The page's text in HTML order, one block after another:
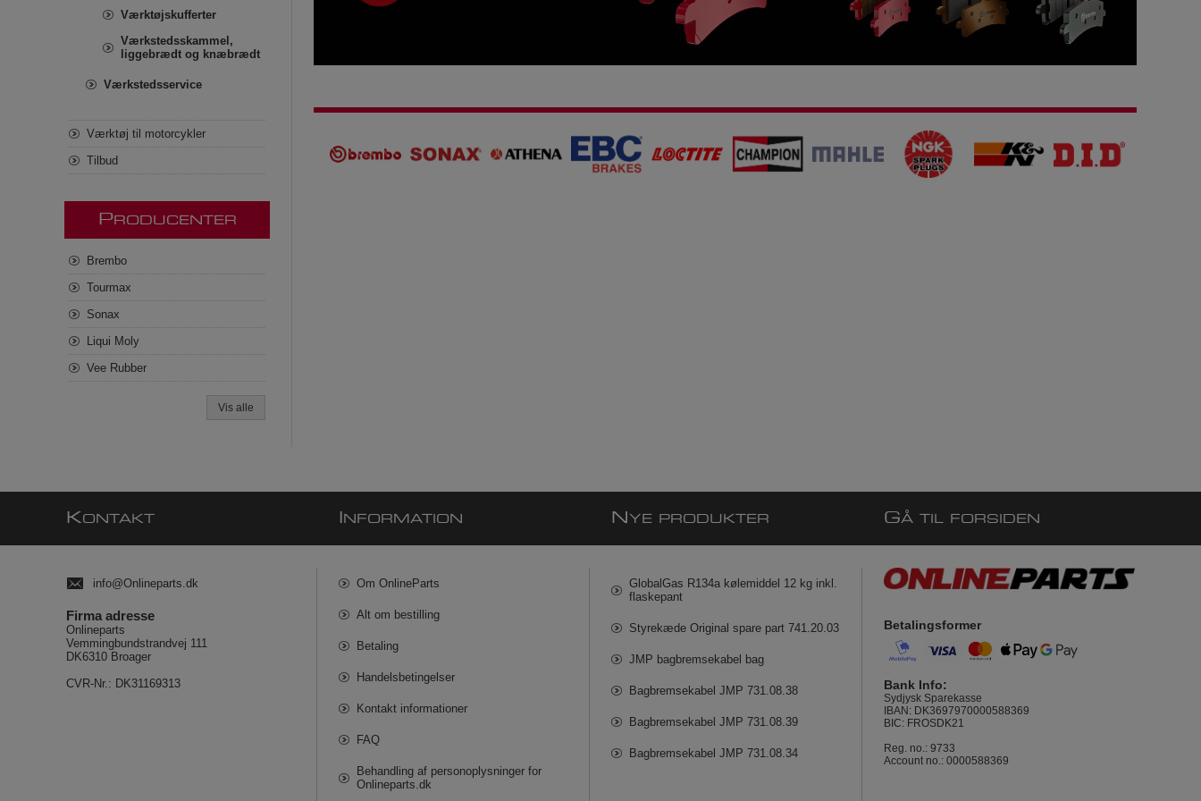
Værktøjskufferter
Værkstedsskammel,
liggebrædt og knæbrædt
Værkstedsservice
Værktøj til motorcykler
Tilbud
P RODUCENTER
Brembo
Tourmax
Sonax
Liqui Moly
Vee Rubber
Vis alle
KONTAKT
info@Onlineparts.dk
Firma adresse
Onlineparts
Vemmingbundstrandvej 111
DK6310 Broager
CVR-Nr.: DK31169313
NFORMATION
Om OnlineParts
Alt om bestilling
Betaling
Handelsbetingelser
Kontakt informationer
FAQ
Behandling af personoplysninger for
Onlineparts.dk
N YE PRODUKTER
GlobalGas R134a kølemiddel 12 kg inkl.
flaskepant
Styrekæde Original spare part 741.20.03
JMP bagbremsekabel bag
Bagbremsekabel JMP 731.08.38
Bagbremsekabel JMP 731.08.39
Bagbremsekabel JMP 731.08.34
GÅ TIL FORSIDEN
Betalingsformer
Bank Info:
Sydjysk Sparekasse
IBAN: DK3697970000588369
BIC: FROSDK21
Reg. no.: 9733
Account no.: 0000588369